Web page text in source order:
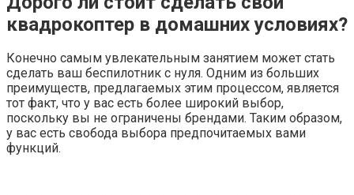
квадрокоптер в домашних условиях?
Конечно самым увлекательным занятием может стать
сделать ваш беспилотник с нуля. Одним из больших
преимуществ, предлагаемых этим процессом, является
тот факт, что у вас есть более широкий выбор,
поскольку вы не ограничены брендами. Таким образом,
у вас есть свобода выбора предпочитаемых вами
функций.